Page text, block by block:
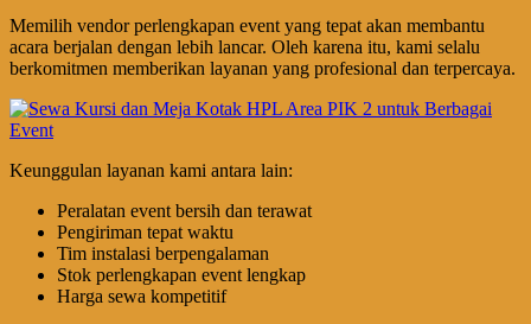
Memilih vendor perlengkapan event yang tepat akan membantu
acara berjalan dengan lebih lancar. Oleh karena itu, kami selalu
berkomitmen memberikan layanan yang profesional dan terpercaya.
Keunggulan layanan kami antara lain:
Peralatan event bersih dan terawat
Pengiriman tepat waktu
Tim instalasi berpengalaman
Stok perlengkapan event lengkap
Harga sewa kompetitif